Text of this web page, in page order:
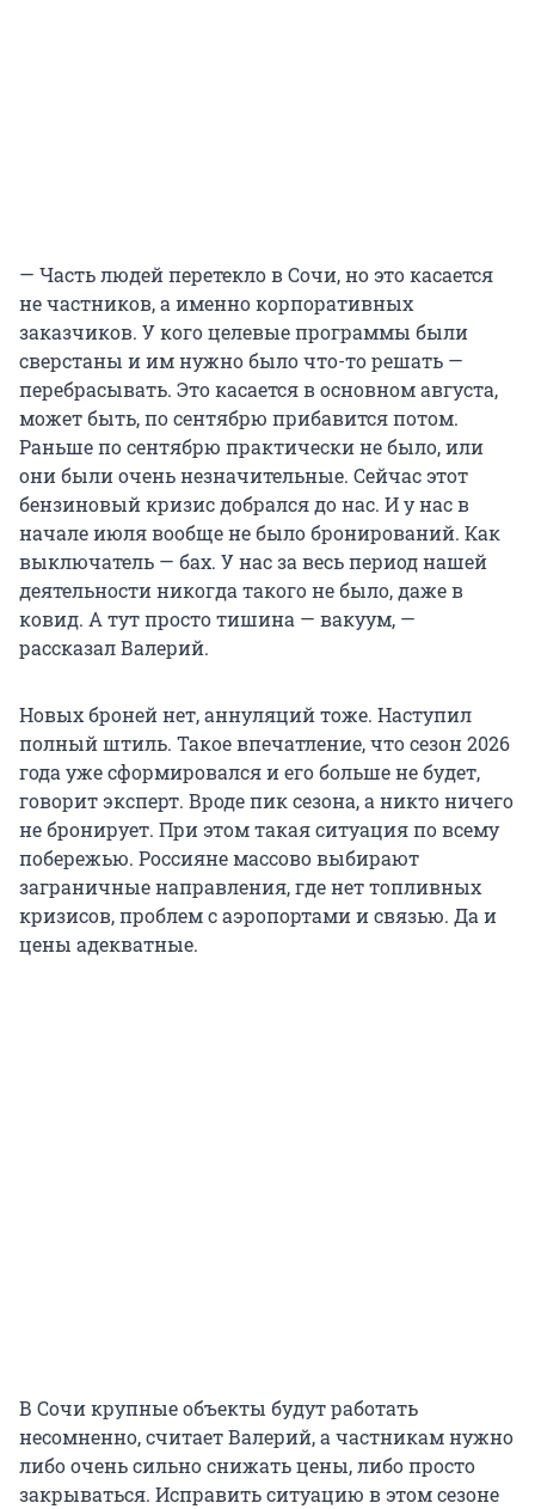
— Часть людей перетекло в Сочи, но это касается
не частников, а именно корпоративных
заказчиков. У кого целевые программы были
сверстаны и им нужно было что-то решать —
перебрасывать. Это касается в основном августа,
может быть, по сентябрю прибавится потом.
Раньше по сентябрю практически не было, или
они были очень незначительные. Сейчас этот
бензиновый кризис добрался до нас. И у нас в
начале июля вообще не было бронирований. Как
выключатель — бах. У нас за весь период нашей
деятельности никогда такого не было, даже в
ковид. А тут просто тишина — вакуум, —
рассказал Валерий.
Новых броней нет, аннуляций тоже. Наступил
полный штиль. Такое впечатление, что сезон 2026
года уже сформировался и его больше не будет,
говорит эксперт. Вроде пик сезона, а никто ничего
не бронирует. При этом такая ситуация по всему
побережью. Россияне массово выбирают
заграничные направления, где нет топливных
кризисов, проблем с аэропортами и связью. Да и
цены адекватные.
В Сочи крупные объекты будут работать
несомненно, считает Валерий, а частникам нужно
либо очень сильно снижать цены, либо просто
закрываться. Исправить ситуацию в этом сезоне